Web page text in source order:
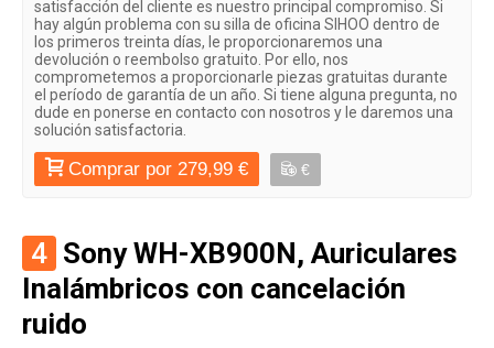
satisfacción del cliente es nuestro principal compromiso. Si
hay algún problema con su silla de oficina SIHOO dentro de
los primeros treinta días, le proporcionaremos una
devolución o reembolso gratuito. Por ello, nos
comprometemos a proporcionarle piezas gratuitas durante
el período de garantía de un año. Si tiene alguna pregunta, no
dude en ponerse en contacto con nosotros y le daremos una
solución satisfactoria.
Comprar por 279,99 € €
4 Sony WH-XB900N, Auriculares
Inalámbricos con cancelación
ruido